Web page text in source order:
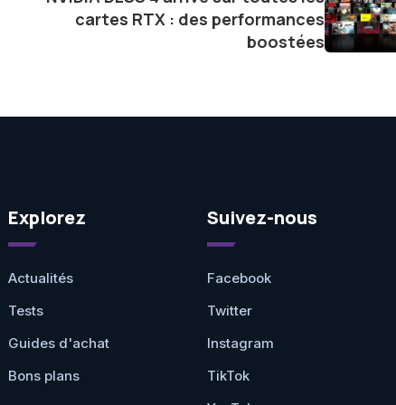
cartes RTX : des performances
boostées
Explorez
Actualités
Tests
Guides d'achat
Bons plans
Suivez-nous
Facebook
Twitter
Instagram
TikTok